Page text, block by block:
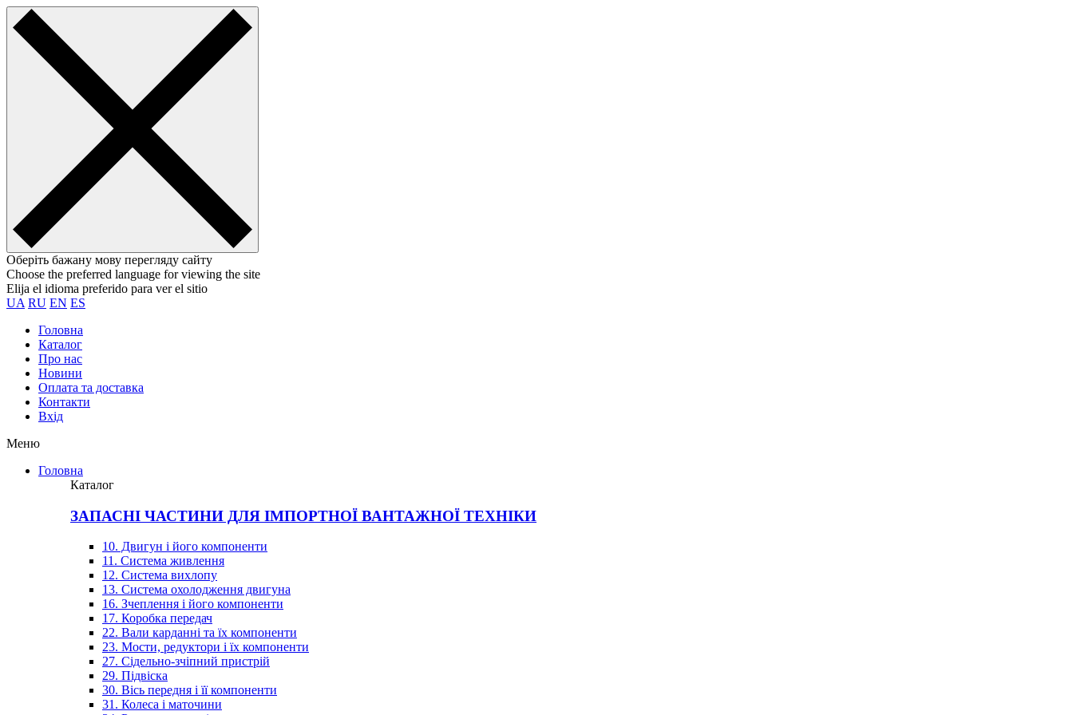
Оберіть бажану мову перегляду сайту
Choose the preferred language for viewing the site
Elija el idioma preferido para ver el sitio
UA RU EN ES
Головна
Каталог
Про нас
Новини
Оплата та доставка
Контакти
Вхiд
Меню
Головна
Каталог
ЗАПАСНІ ЧАСТИНИ ДЛЯ ІМПОРТНОЇ ВАНТАЖНОЇ ТЕХНІКИ
10. Двигун і його компоненти
11. Система живлення
12. Система вихлопу
13. Система охолодження двигуна
16. Зчеплення і його компоненти
17. Коробка передач
22. Вали карданні та їх компоненти
23. Мости, редуктори і їх компоненти
27. Сідельно-зчіпний пристрій
29. Підвіска
30. Вісь передня і її компоненти
31. Колеса і маточини